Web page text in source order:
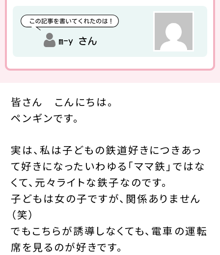
m-y さん
皆さん こんにちは。
ペンギンです。
実は、私は子どもの鉄道好きにつきあっ
て好きになったいわゆる「ママ鉄」ではな
くて、元々ライトな鉄子なのです。
子どもは女の子ですが、関係ありません
（笑）
でもこちらが誘導しなくても、電車の運転
席を見るのが好きです。